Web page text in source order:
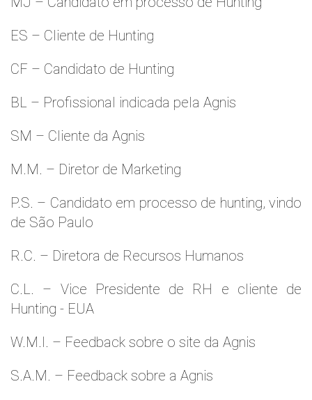
ES – Cliente de Hunting
CF – Candidato de Hunting
BL – Profissional indicada pela Agnis
SM – Cliente da Agnis
M.M. – Diretor de Marketing
P.S. – Candidato em processo de hunting, vindo
de São Paulo
R.C. – Diretora de Recursos Humanos
C.L. – Vice Presidente de RH e cliente de
Hunting - EUA
W.M.l. – Feedback sobre o site da Agnis
S.A.M. – Feedback sobre a Agnis